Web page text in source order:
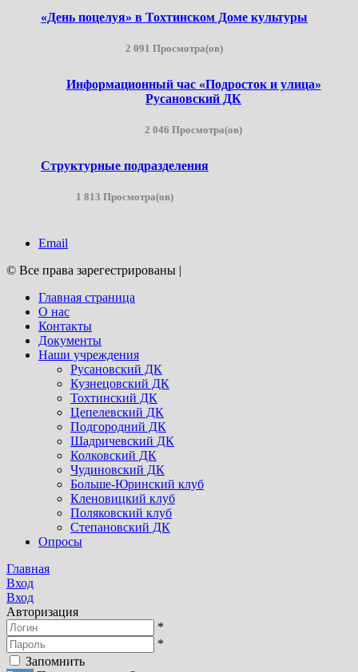
«День поцелуя» в Тохтинском Доме культуры
2 091 Просмотра(ов)
Информационный час «Подросток и улица»
Русановский ДК
2 046 Просмотра(ов)
Структурные подразделения
1 813 Просмотра(ов)
Email
© Все права зарегестрированы |
Главная страница
О нас
Контакты
Документы
Наши учреждения
Русановский ДК
Кузнецовский ДК
Тохтинский ДК
Цепелевский ДК
Подгородний ДК
Шадричевский ДК
Колковский ДК
Чудиновский ДК
Больше-Юринский клуб
Кленовицкий клуб
Поляковский клуб
Степановский ДК
Опросы
Главная
Вход
Вход
Авторизация
*
*
Запомнить